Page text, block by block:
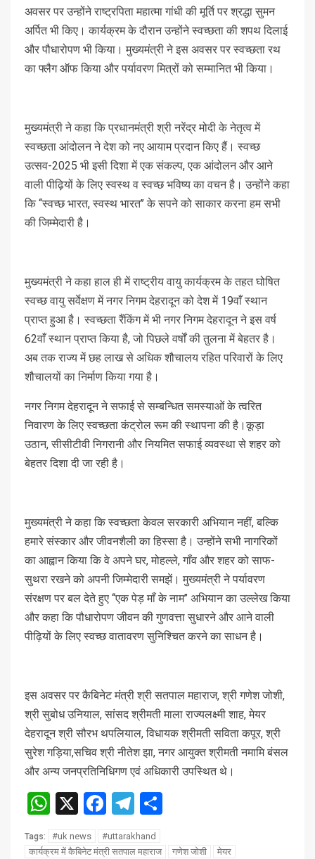
अवसर पर उन्होंने राष्ट्रपिता महात्मा गांधी की मूर्ति पर श्रद्धा सुमन
अर्पित भी किए। कार्यक्रम के दौरान उन्होंने स्वच्छता की शपथ दिलाई
और पौधारोपण भी किया। मुख्यमंत्री ने इस अवसर पर स्वच्छता रथ
का फ्लैग ऑफ किया और पर्यावरण मित्रों को सम्मानित भी किया।
मुख्यमंत्री ने कहा कि प्रधानमंत्री श्री नरेंद्र मोदी के नेतृत्व में
स्वच्छता आंदोलन ने देश को नए आयाम प्रदान किए हैं। स्वच्छ
उत्सव-2025 भी इसी दिशा में एक संकल्प, एक आंदोलन और आने
वाली पीढ़ियों के लिए स्वस्थ व स्वच्छ भविष्य का वचन है। उन्होंने कहा
कि ‘‘स्वच्छ भारत, स्वस्थ भारत’’ के सपने को साकार करना हम सभी
की जिम्मेदारी है।
मुख्यमंत्री ने कहा हाल ही में राष्ट्रीय वायु कार्यक्रम के तहत घोषित
स्वच्छ वायु सर्वेक्षण में नगर निगम देहरादून को देश में 19वाँ स्थान
प्राप्त हुआ है। स्वच्छता रैंकिंग में भी नगर निगम देहरादून ने इस वर्ष
62वाँ स्थान प्राप्त किया है, जो पिछले वर्षों की तुलना में बेहतर है।
अब तक राज्य में छह लाख से अधिक शौचालय रहित परिवारों के लिए
शौचालयों का निर्माण किया गया है।
नगर निगम देहरादून ने सफाई से सम्बन्धित समस्याओं के त्वरित
निवारण के लिए स्वच्छता कंट्रोल रूम की स्थापना की है।कूड़ा
उठान, सीसीटीवी निगरानी और नियमित सफाई व्यवस्था से शहर को
बेहतर दिशा दी जा रही है।
मुख्यमंत्री ने कहा कि स्वच्छता केवल सरकारी अभियान नहीं, बल्कि
हमारे संस्कार और जीवनशैली का हिस्सा है। उन्होंने सभी नागरिकों
का आह्वान किया कि वे अपने घर, मोहल्ले, गाँव और शहर को साफ-
सुथरा रखने को अपनी जिम्मेदारी समझें। मुख्यमंत्री ने पर्यावरण
संरक्षण पर बल देते हुए ‘‘एक पेड़ माँ के नाम’’ अभियान का उल्लेख किया
और कहा कि पौधारोपण जीवन की गुणवत्ता सुधारने और आने वाली
पीढ़ियों के लिए स्वच्छ वातावरण सुनिश्चित करने का साधन है।
इस अवसर पर कैबिनेट मंत्री श्री सतपाल महाराज, श्री गणेश जोशी,
श्री सुबोध उनियाल, सांसद श्रीमती माला राज्यलक्ष्मी शाह, मेयर
देहरादून श्री सौरभ थपलियाल, विधायक श्रीमती सविता कपूर, श्री
सुरेश गड़िया,सचिव श्री नीतेश झा, नगर आयुक्त श्रीमती नमामि बंसल
और अन्य जनप्रतिनिधिगण एवं अधिकारी उपस्थित थे।
WhatsApp
X Facebook
Telegram
Tags: #uk news
#uttarakhand
कार्यक्रम में कैबिनेट मंत्री सतपाल महाराज
गणेश जोशी मेयर